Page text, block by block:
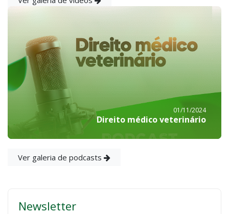
01/11/2024
Direito médico veterinário
Ver galeria de podcasts
Newsletter